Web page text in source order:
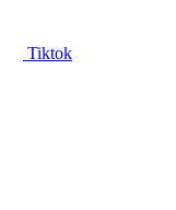
Tiktok